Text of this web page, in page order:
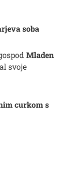
soba
Mladen
svoje
curkom s